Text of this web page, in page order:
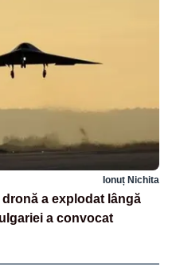
Ionuț Nichita
a explodat lângă
a convocat